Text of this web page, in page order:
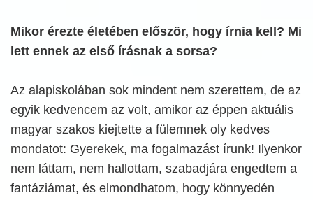
Mikor érezte életében először, hogy írnia kell? Mi
lett ennek az első írásnak a sorsa?
Az alapiskolában sok mindent nem szerettem, de az
egyik kedvencem az volt, amikor az éppen aktuális
magyar szakos kiejtette a fülemnek oly kedves
mondatot: Gyerekek, ma fogalmazást írunk! Ilyenkor
nem láttam, nem hallottam, szabadjára engedtem a
fantáziámat, és elmondhatom, hogy könnyedén